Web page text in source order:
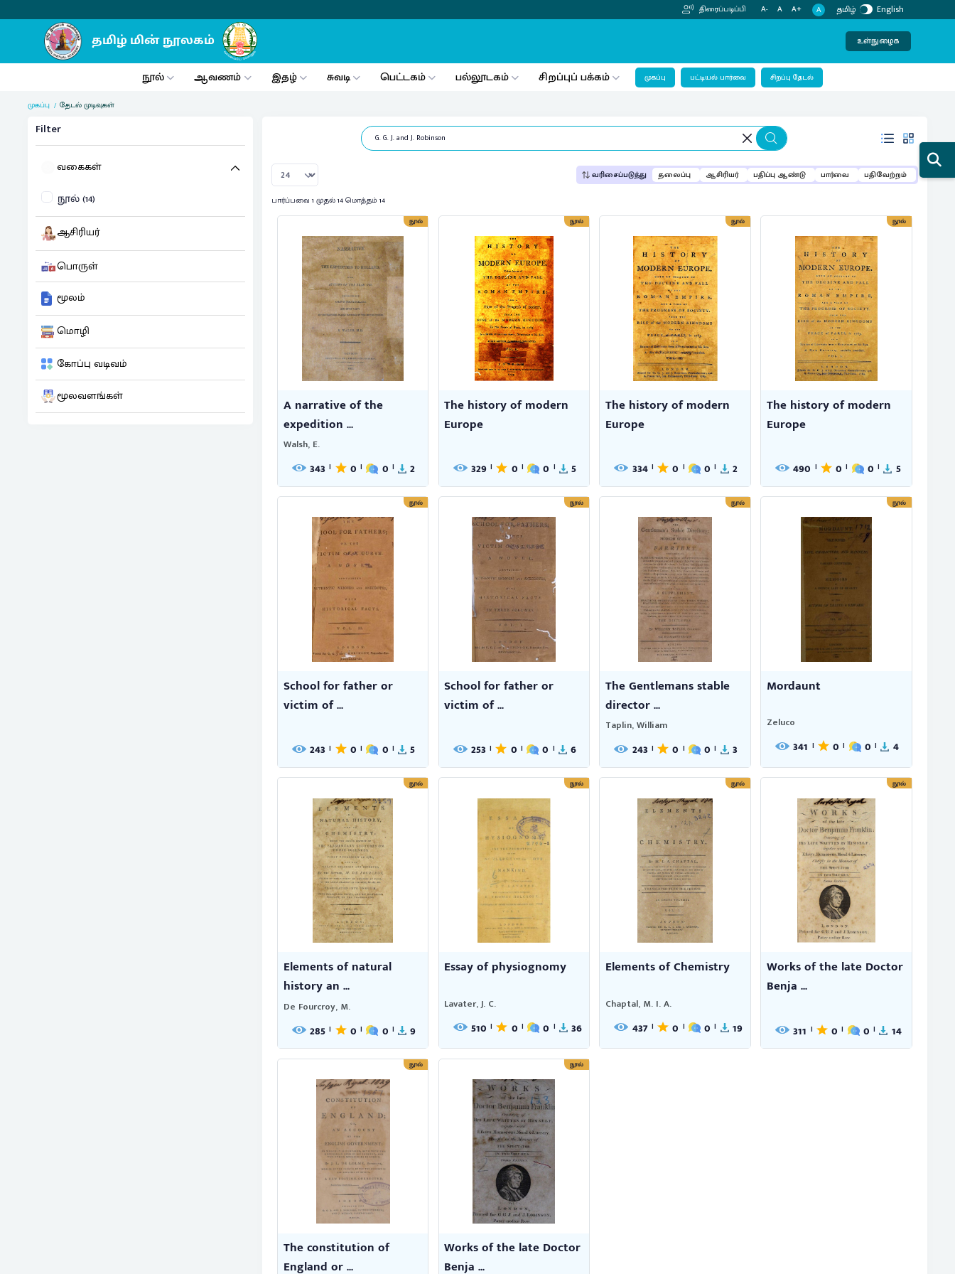
திரைப்படிப்பி A- A A+ A தமிழ் English
உள்நுழைக
நூல் ஆவணம் இதழ் சுவடி பெட்டகம் பல்லூடகம் சிறப்புப் பக்கம் முகப்பு பட்டியல் பார்வை சிறப்பு தேடல்
முகப்பு தேடல் முடிவுகள்
Filter
வகைகள்
நூல் (14)
ஆசிரியர்
பொருள்
மூலம்
மொழி
கோப்பு வடிவம்
மூலவளங்கள்
வரிசைப்படுத்து தலைப்பு ஆசிரியர் பதிப்பு ஆண்டு பார்வை பதிவேற்றம்
பார்ப்பவை 1 முதல் 14 மொத்தம் 14
நூல்
A narrative of the
expedition ...
Walsh, E.
343 | 0 | 0 | 2
நூல்
The history of modern
Europe
329 | 0 | 0 | 5
நூல்
The history of modern
Europe
334 | 0 | 0 | 2
நூல்
The history of modern
Europe
490 | 0 | 0 | 5
நூல்
School for father or
victim of ...
243 | 0 | 0 | 5
நூல்
School for father or
victim of ...
253 | 0 | 0 | 6
நூல்
The Gentlemans stable
director ...
Taplin, William
243 | 0 | 0 | 3
நூல்
Mordaunt
Zeluco
341 | 0 | 0 | 4
நூல்
Elements of natural
history an ...
De Fourcroy, M.
285 | 0 | 0 | 9
நூல்
Essay of physiognomy
Lavater, J. C.
510 | 0 | 0 | 36
நூல்
Elements of Chemistry
Chaptal, M. I. A.
437 | 0 | 0 | 19
நூல்
Works of the late Doctor
Benja ...
311 | 0 | 0 | 14
நூல்
The constitution of
England or ...
நூல்
Works of the late Doctor
Benja ...